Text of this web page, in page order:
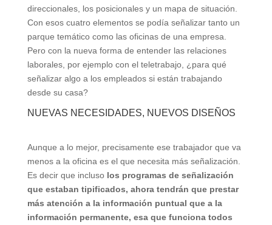
direccionales, los posicionales y un mapa de situación.
Con esos cuatro elementos se podía señalizar tanto un
parque temático como las oficinas de una empresa.
Pero con la nueva forma de entender las relaciones
laborales, por ejemplo con el teletrabajo, ¿para qué
señalizar algo a los empleados si están trabajando
desde su casa?
NUEVAS NECESIDADES, NUEVOS DISEÑOS
Aunque a lo mejor, precisamente ese trabajador que va
menos a la oficina es el que necesita más señalización.
Es decir que incluso los programas de señalización
que estaban tipificados, ahora tendrán que prestar
más atención a la información puntual que a la
información permanente, esa que funciona todos